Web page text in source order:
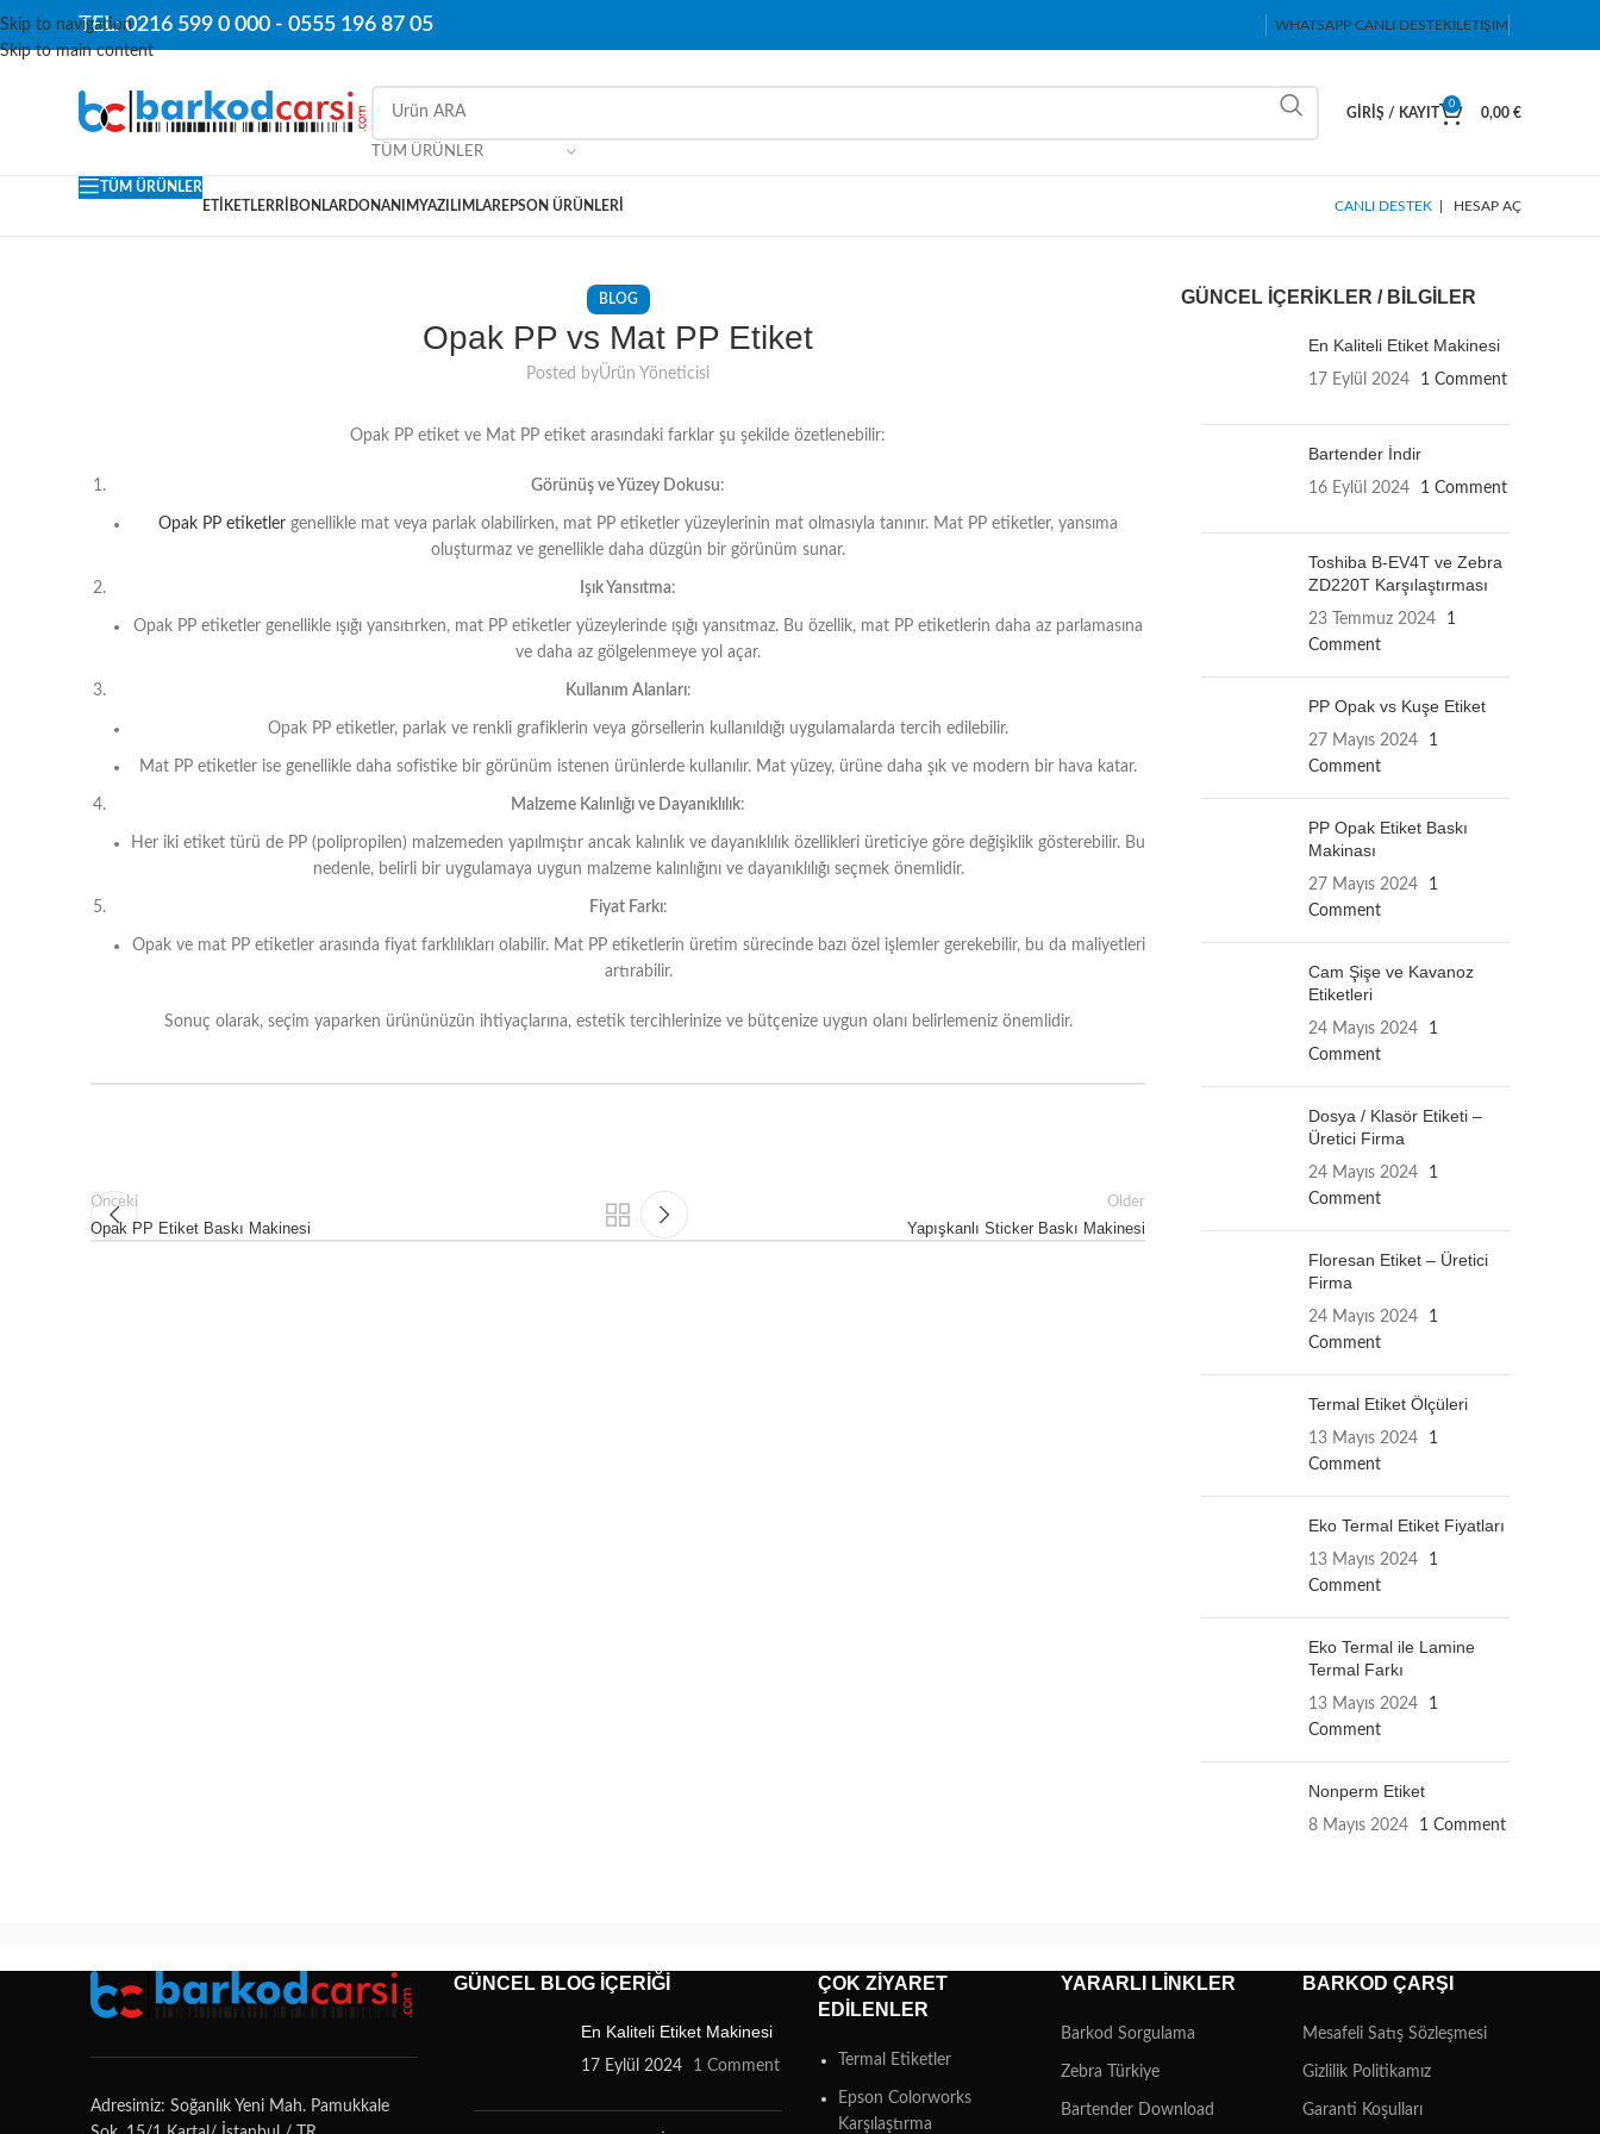
Skip to navigation
Skip to main content
TEL: 0216 599 0 000 - 0555 196 87 05 WHATSAPP CANLI DESTEKİLETIŞIM
TÜM ÜRÜNLER
GIRIŞ / KAYIT
0
0,00 €
TÜM ÜRÜNLER
ETIKETLER RIBONLAR DONANIMYAZILIMLAR EPSON ÜRÜNLERI CANLI DESTEK HESAP AÇ
BLOG
Opak PP vs Mat PP Etiket
Posted byÜrün Yöneticisi
Opak PP etiket ve Mat PP etiket arasındaki farklar şu şekilde özetlenebilir:
Görünüş ve Yüzey Dokusu:
Opak PP etiketler genellikle mat veya parlak olabilirken, mat PP etiketler yüzeylerinin mat olmasıyla tanınır. Mat PP etiketler, yansıma
oluşturmaz ve genellikle daha düzgün bir görünüm sunar.
Işık Yansıtma:
Opak PP etiketler genellikle ışığı yansıtırken, mat PP etiketler yüzeylerinde ışığı yansıtmaz. Bu özellik, mat PP etiketlerin daha az parlamasına
ve daha az gölgelenmeye yol açar.
Kullanım Alanları:
Opak PP etiketler, parlak ve renkli grafiklerin veya görsellerin kullanıldığı uygulamalarda tercih edilebilir.
Mat PP etiketler ise genellikle daha sofistike bir görünüm istenen ürünlerde kullanılır. Mat yüzey, ürüne daha şık ve modern bir hava katar.
Malzeme Kalınlığı ve Dayanıklılık:
Her iki etiket türü de PP (polipropilen) malzemeden yapılmıştır ancak kalınlık ve dayanıklılık özellikleri üreticiye göre değişiklik gösterebilir. Bu
nedenle, belirli bir uygulamaya uygun malzeme kalınlığını ve dayanıklılığı seçmek önemlidir.
Fiyat Farkı:
Opak ve mat PP etiketler arasında fiyat farklılıkları olabilir. Mat PP etiketlerin üretim sürecinde bazı özel işlemler gerekebilir, bu da maliyetleri
artırabilir.
Sonuç olarak, seçim yaparken ürününüzün ihtiyaçlarına, estetik tercihlerinize ve bütçenize uygun olanı belirlemeniz önemlidir.
Önceki
Opak PP Etiket Baskı Makinesi
Older
Yapışkanlı Sticker Baskı Makinesi
GÜNCEL İÇERIKLER / BILGILER
En Kaliteli Etiket Makinesi
17 Eylül 2024 1 Comment
Bartender İndir
16 Eylül 2024 1 Comment
Toshiba B-EV4T ve Zebra
ZD220T Karşılaştırması
23 Temmuz 2024
1
Comment
PP Opak vs Kuşe Etiket
27 Mayıs 2024
1
Comment
PP Opak Etiket Baskı
Makinası
27 Mayıs 2024
1
Comment
Cam Şişe ve Kavanoz
Etiketleri
24 Mayıs 2024
1
Comment
Dosya / Klasör Etiketi –
Üretici Firma
24 Mayıs 2024
1
Comment
Floresan Etiket – Üretici
Firma
24 Mayıs 2024
1
Comment
Termal Etiket Ölçüleri
13 Mayıs 2024
1
Comment
Eko Termal Etiket Fiyatları
13 Mayıs 2024
1
Comment
Eko Termal ile Lamine
Termal Farkı
13 Mayıs 2024
1
Comment
Nonperm Etiket
8 Mayıs 2024 1 Comment
Adresimiz: Soğanlık Yeni Mah. Pamukkale
GÜNCEL BLOG İÇERIĞI
En Kaliteli Etiket Makinesi
17 Eylül 2024 1 Comment
ÇOK ZIYARET
EDILENLER
Termal Etiketler
Epson Colorworks
Karşılaştırma
YARARLI LINKLER
Barkod Sorgulama
Zebra Türkiye
Bartender Download
BARKOD ÇARŞI
Mesafeli Satış Sözleşmesi
Gizlilik Politikamız
Garanti Koşulları